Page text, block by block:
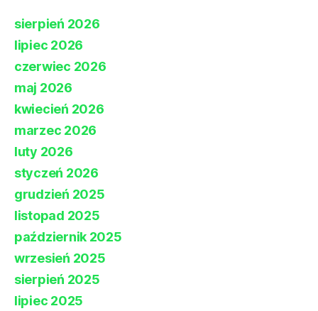
sierpień 2026
lipiec 2026
czerwiec 2026
maj 2026
kwiecień 2026
marzec 2026
luty 2026
styczeń 2026
grudzień 2025
listopad 2025
październik 2025
wrzesień 2025
sierpień 2025
lipiec 2025